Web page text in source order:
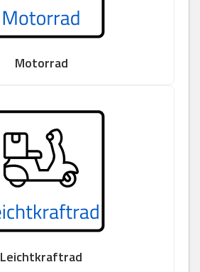
Motorrad
Leichtkraftrad